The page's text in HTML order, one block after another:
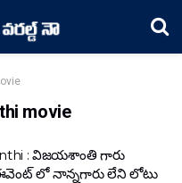
movie
: విజయశాంతి గారు
లో నాన్నగారు లేని లోటు